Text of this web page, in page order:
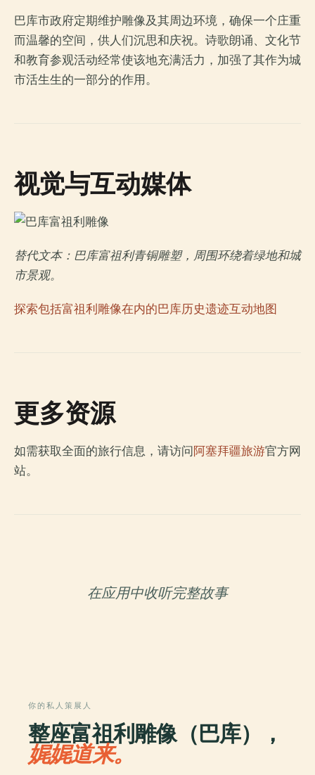
巴库市政府定期维护雕像及其周边环境，确保一个庄重
而温馨的空间，供人们沉思和庆祝。诗歌朗诵、文化节
和教育参观活动经常使该地充满活力，加强了其作为城
市活生生的一部分的作用。
视觉与互动媒体
替代文本：巴库富祖利青铜雕塑，周围环绕着绿地和城
市景观。
探索包括富祖利雕像在内的巴库历史遗迹互动地图
更多资源
如需获取全面的旅行信息，请访问阿塞拜疆旅游官方网
站。
在应用中收听完整故事
你的私人策展人
整座富祖利雕像（巴库），
娓娓道来。